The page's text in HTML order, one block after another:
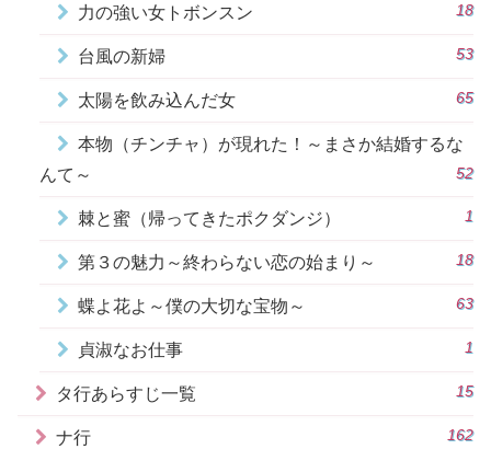
力の強い女トボンスン 18
台風の新婦 53
太陽を飲み込んだ女 65
本物（チンチャ）が現れた！～まさか結婚するな
んて～
52
棘と蜜（帰ってきたポクダンジ） 1
第３の魅力～終わらない恋の始まり～ 18
蝶よ花よ～僕の大切な宝物～ 63
貞淑なお仕事 1
タ行あらすじ一覧 15
ナ行 162